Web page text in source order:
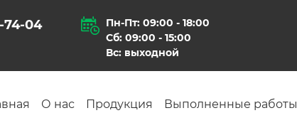
74-04
Пн-Пт: 09:00 - 18:00
Сб: 09:00 - 15:00
Вс: выходной
О нас Продукция Выполненные работы